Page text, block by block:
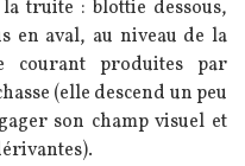
truite : blottie dessous,
en aval, au niveau de la
courant produites par
(elle descend un peu
son champ visuel et